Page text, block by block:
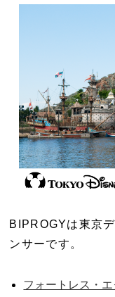
BIPROGYは東京
ンサーです。
フォートレス・